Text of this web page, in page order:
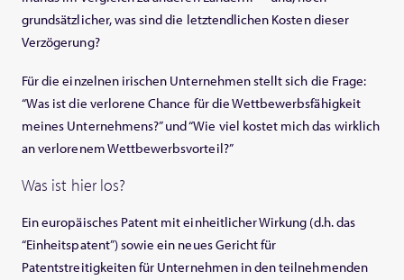
grundsätzlicher, was sind die letztendlichen Kosten dieser
Verzögerung?
Für die einzelnen irischen Unternehmen stellt sich die Frage:
“Was ist die verlorene Chance für die Wettbewerbsfähigkeit
meines Unternehmens?” und “Wie viel kostet mich das wirklich
an verlorenem Wettbewerbsvorteil?”
Was ist hier los?
Ein europäisches Patent mit einheitlicher Wirkung (d.h. das
“Einheitspatent”) sowie ein neues Gericht für
Patentstreitigkeiten für Unternehmen in den teilnehmenden